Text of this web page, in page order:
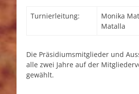
Turnierleitung:
Monika
Matalla
Die Präsidiumsmitglieder und
alle zwei Jahre auf der
gewählt.